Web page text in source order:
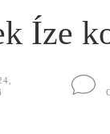
Íze